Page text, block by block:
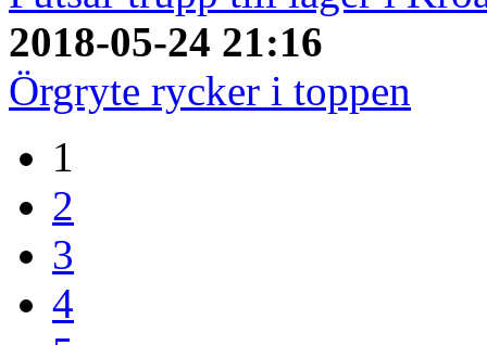
2018-05-24 21:16
Örgryte rycker i toppen
1
2
3
4